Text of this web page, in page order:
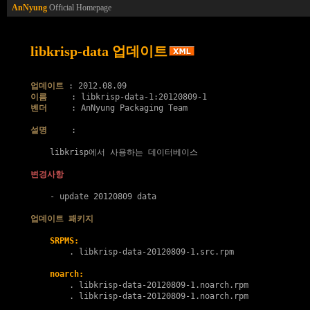
AnNyung Official Homepage
libkrisp-data 업데이트
업데이트
이름
벤더
     : AnNyung Packaging Team
설명
     :
    libkrisp에서 사용하는 데이터베이스
변경사항
    - update 20120809 data
업데이트 패키지
SRPMS:
        .
libkrisp-data-20120809-1.src.rpm
noarch:
        .
libkrisp-data-20120809-1.noarch.rpm
        .
libkrisp-data-20120809-1.noarch.rpm